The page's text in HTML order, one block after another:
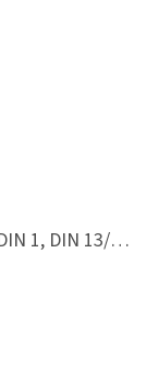
Barvící páska pro psací stroje DIN 1, DIN 13/10, LAND, PA červenočerná